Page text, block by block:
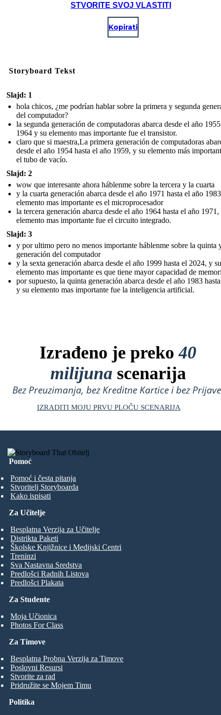
STVORITE SVOJ VLASTITI
Kopirati
Storyboard Tekst
Slajd: 1
hola chicos, ¿me podrían hablar sobre la primera y segunda
del computador?
la segunda generación de computadoras abarca desde el año
1964 y su elemento mas importante fue el transistor.
claro que si maestra,La primera generación de computadoras
desde el año 1954 hasta el año 1959, y su elemento más
el tubo de vacío.
Slajd: 2
wow que interesante ahora háblenme sobre la tercera y la cuarta
y la cuarta generación abarca desde el año 1971 hasta el año
elemento mas importante es el microprocesador
la tercera generación abarca desde el año 1964 hasta el año 1971,
elemento mas importante fue el circuito integrado.
Slajd: 3
y por ultimo pero no menos importante háblenme sobre la quinta
generación del computador
y la sexta generación abarca desde el año 1999 hasta el 2024, y su
elemento mas importante es que tiene mayor capacidad de
por supuesto, la quinta generación abarca desde el año 1983
y su elemento mas importante fue la inteligencia artificial.
Izrađeno je preko40
milijuna scenarija
Bez Preuzimanja, bez Kreditne Kartice i bez
IZRADITI MOJU PRVU PLOČU SCENARIJA
Pomoć
Pomoć i česta pitanja
Stvoritelj Storyboarda
Kako ispisati
Za Studente
Moja Učionica
Photos For Class
Za Učitelje
Besplatna Verzija za Učitelje
Distrikta Paketi
Školske Knjižnice i Medijski Centri
Treninzi
Sva Nastavna Sredstva
Predlošci Radnih Listova
Predlošci Plakata
Za Timove
Besplatna Probna Verzija za Timove
Poslovni Resursi
Stvorite za rad
Pridružite se Mojem Timu
Politika